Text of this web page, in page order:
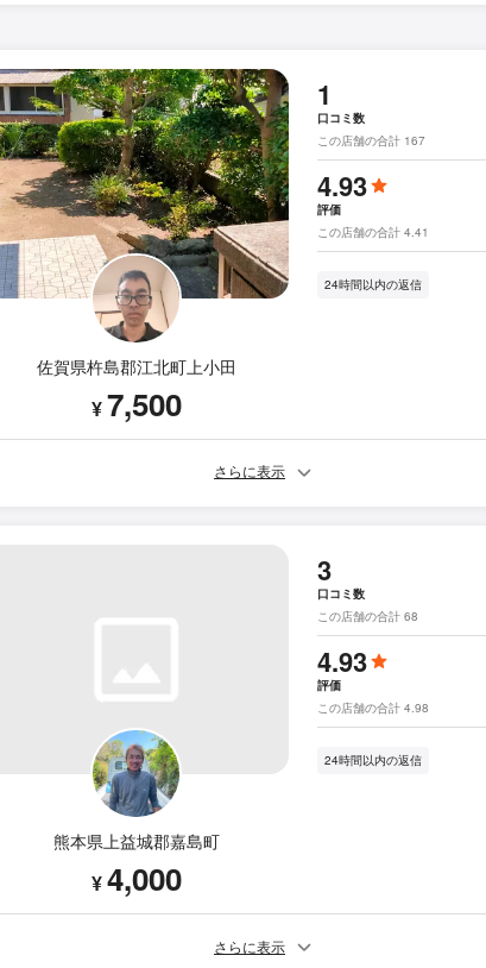
佐賀県杵島郡江北町上小田
¥7,500
1
口コミ数
この店舗の合計 167
4.93
評価
この店舗の合計 4.41
24時間以内の返信
さらに表示
熊本県上益城郡嘉島町
¥4,000
3
口コミ数
この店舗の合計 68
4.93
評価
この店舗の合計 4.98
24時間以内の返信
さらに表示